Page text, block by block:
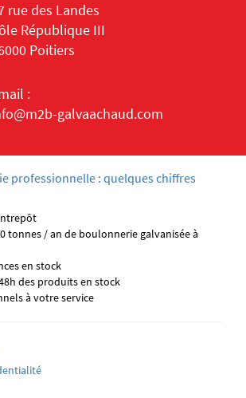
rue des Landes
République III
Poitiers
:
galvaachaud.com
professionnelle : quelques chiffres
tonnes / an de boulonnerie galvanisée à
en stock
des produits en stock
à votre service